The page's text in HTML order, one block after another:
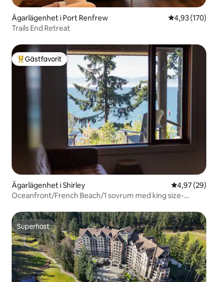
Ägarlägenhet i Port Renfrew 4,93 av 5 i
4,93 (170)
Trails End Retreat
Populär gästfavorit
Gästfavorit
Ägarlägenhet i Shirley 4,97 av 5 i
4,97 (29)
Oceanfront/French Beach/1 sovrum med king size-
Superhost
Superhost